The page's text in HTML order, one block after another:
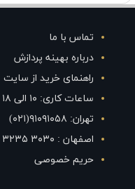
تماس با ما
درباره بهینه پردازش
راهنمای خرید از سایت
ساعات کاری: ۱۰ الی ۱۸
تهران: ۹۱۰۹۱۰۵۸(۰۲۱)
اصفهان : ۳۰۳۰ ۳۲۳۵ (۰۳۱)
حریم خصوصی